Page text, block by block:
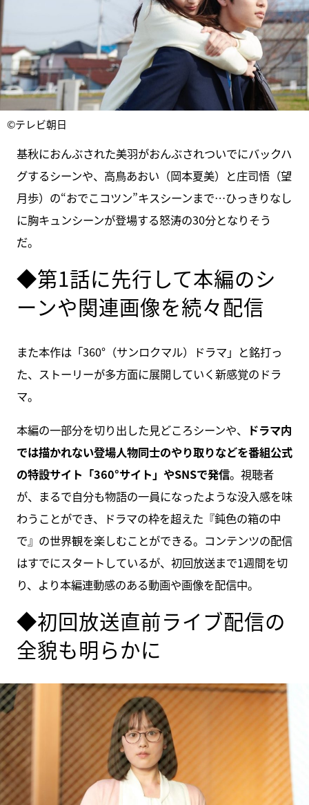
©テレビ朝日
基秋におんぶされた美羽がおんぶされついでにバックハ
グするシーンや、高鳥あおい（岡本夏美）と庄司悟（望
月歩）の“おでこコツン”キスシーンまで…ひっきりなし
に胸キュンシーンが登場する怒涛の30分となりそう
だ。
◆第1話に先行して本編のシ
ーンや関連画像を続々配信
また本作は「360°（サンロクマル）ドラマ」と銘打っ
た、ストーリーが多方面に展開していく新感覚のドラ
マ。
本編の一部分を切り出した見どころシーンや、
ドラマ内
では描かれない登場人物同士のやり取りなどを番組公式
の特設サイト「360°サイト」やSNSで発信。視聴者
が、まるで自分も物語の一員になったような没入感を味
わうことができ、ドラマの枠を超えた『鈍色の箱の中
で』の世界観を楽しむことができる。コンテンツの配信
はすでにスタートしているが、初回放送まで1週間を切
り、より本編連動感のある動画や画像を配信中。
◆初回放送直前ライブ配信の
全貌も明らかに